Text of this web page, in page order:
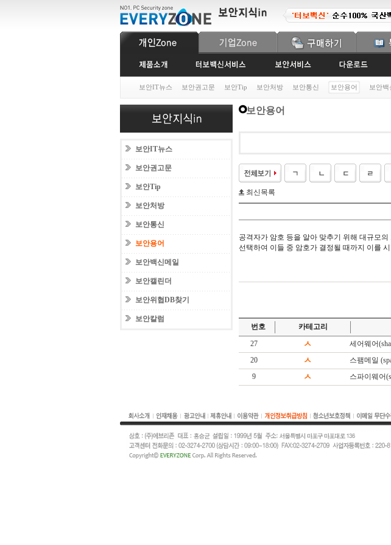
보안IT뉴스 보안권고문 보안Tip 보안처방 보안통신 보안용어 보안백
보안IT뉴스
보안권고문
보안Tip
보안처방
보안통신
보안용어
보안백신메일
보안캘린더
보안위협DB찾기
보안칼럼
보안용어
최신목록
공격자가 암호 등을 알아 맞추기 위해 대규모
선택하여 이들 중 암호가 결정될 때까지 이를
번호 카테고리
27
ㅅ 세어웨어
20
ㅅ 스팸메일
9
ㅅ 스파이웨어